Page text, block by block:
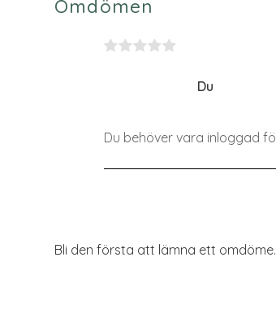
Omdömen
Du
Bli den första att lämna ett omdöme.